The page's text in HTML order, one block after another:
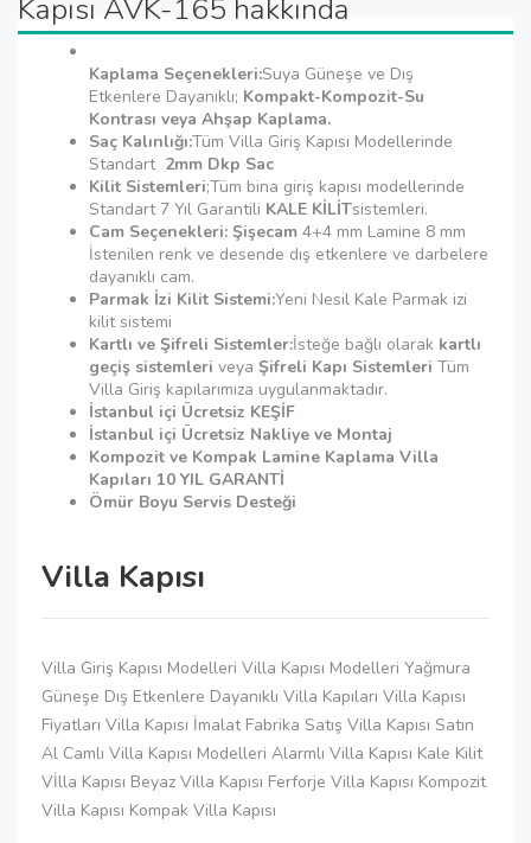
Kapısı AVK-165 hakkında
Kaplama Seçenekleri:Suya Güneşe ve Dış
Etkenlere Dayanıklı; Kompakt-Kompozit-Su
Kontrası veya Ahşap Kaplama.
Saç Kalınlığı:Tüm Villa Giriş Kapısı Modellerinde
Standart 2mm Dkp Sac
Kilit Sistemleri;Tüm bina giriş kapısı modellerinde
Standart 7 Yıl Garantili KALE KİLİTsistemleri.
Cam Seçenekleri: Şişecam 4+4 mm Lamine 8 mm
İstenilen renk ve desende dış etkenlere ve darbelere
dayanıklı cam.
Parmak İzi Kilit Sistemi:Yeni Nesil Kale Parmak izi
kilit sistemi
Kartlı ve Şifreli Sistemler:İsteğe bağlı olarak kartlı
geçiş sistemleri veya Şifreli Kapı Sistemleri Tüm
Villa Giriş kapılarımıza uygulanmaktadır.
İstanbul içi Ücretsiz KEŞİF
İstanbul içi Ücretsiz Nakliye ve Montaj
Kompozit ve Kompak Lamine Kaplama Villa
Kapıları 10 YIL GARANTİ
Ömür Boyu Servis Desteği
Villa Kapısı
Villa Giriş Kapısı Modelleri Villa Kapısı Modelleri Yağmura
Güneşe Dış Etkenlere Dayanıklı Villa Kapıları Villa Kapısı
Fiyatları Villa Kapısı İmalat Fabrika Satış Villa Kapısı Satın
Al Camlı Villa Kapısı Modelleri Alarmlı Villa Kapısı Kale Kilit
Vİlla Kapısı Beyaz Villa Kapısı Ferforje Villa Kapısı Kompozit
Villa Kapısı Kompak Villa Kapısı